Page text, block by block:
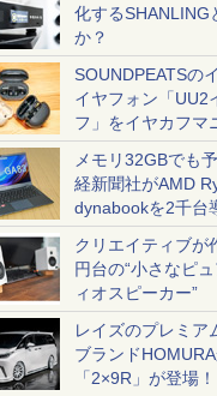
化するSHANLING
か？
SOUNDPEATSの
イヤフォン「UU2
フ」をイヤカフマ
メモリ32GBでも
経新聞社がAMD
dynabookを2千台
クリエイティブが
円台の“小さなピ
ィオスピーカー”
レイズのプレミア
ブランド
「2×9R」が登場！